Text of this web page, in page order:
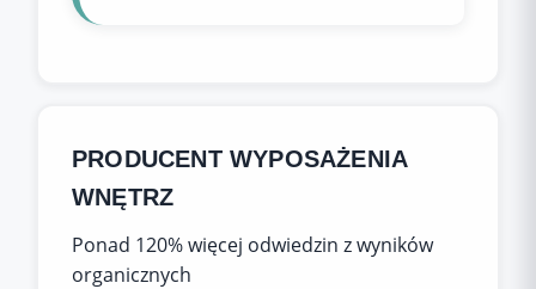
PRODUCENT WYPOSAŻENIA
WNĘTRZ
Ponad 120% więcej odwiedzin z wyników
organicznych